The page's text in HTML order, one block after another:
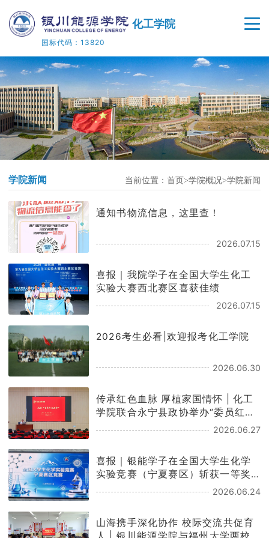
化工学院
国标代码：13820
学院概况
师资队伍
人才培养
教学科研
院企合作
党建工作
学生工作
学院官网
学院新闻 当前位置： 首页 学院概况 学院新闻
通知书物流信息，这里查！
2026.07.15
喜报｜我院学子在全国大学生化工
实验大赛西北赛区喜获佳绩
2026.07.15
2026考生必看|欢迎报考化工学院
2026.06.30
传承红色血脉 厚植家国情怀 | 化工
学院联合永宁县政协举办“委员红色
2026.06.27
喜报｜银能学子在全国大学生化学
实验竞赛（宁夏赛区）斩获一等奖2
2026.06.24
山海携手深化协作 校际交流共促育